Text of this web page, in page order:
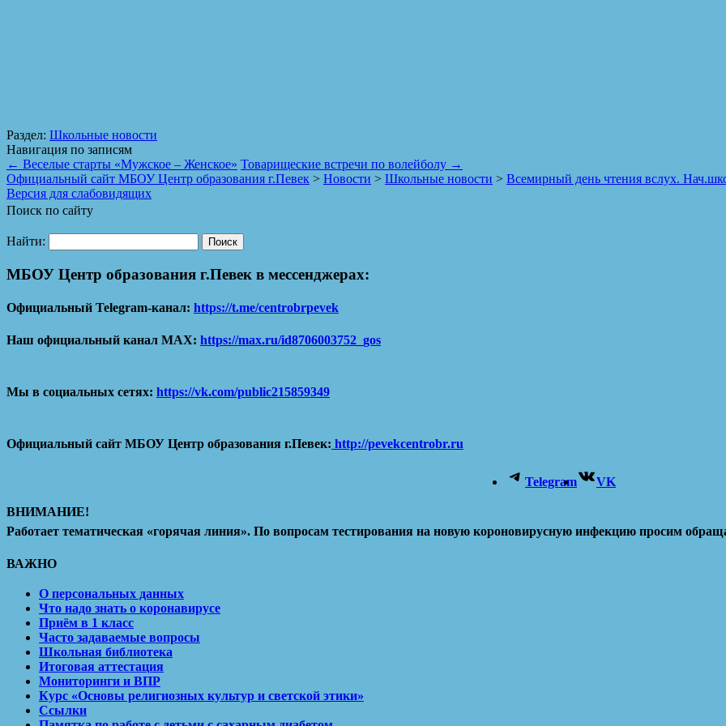
Раздел: Школьные новости
Навигация по записям
← Веселые старты «Мужское – Женское» Товарищеские встречи по волейболу →
Официальный сайт МБОУ Центр образования г.Певек > Новости > Школьные новости > Всемирный день чтения вслух.
Версия для слабовидящих
Поиск по сайту
Найти:
МБОУ Центр образования г.Певек в мессенджерах:
Официальный Telegram-канал: https://t.me/centrobrpevek
Наш официальный канал MAX: https://max.ru/id8706003752_gos
Мы в социальных сетях: https://vk.com/public215859349
Официальный сайт МБОУ Центр образования г.Певек: http://pevekcentrobr.ru
Telegram VK
ВНИМАНИЕ!
Работает тематическая «горячая линия». По вопросам тестирования на новую короновирусную инфекцию просим
ВАЖНО
О персональных данных
Что надо знать о коронавирусе
Приём в 1 класс
Часто задаваемые вопросы
Школьная библиотека
Итоговая аттестация
Мониторинги и ВПР
Курс «Основы религиозных культур и светской этики»
Ссылки